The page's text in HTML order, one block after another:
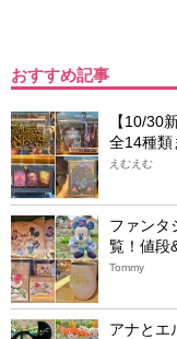
おすすめ記事
【10/30
全14種類
えむえむ
ファンタ
覧！値段
Tommy
アナとエ